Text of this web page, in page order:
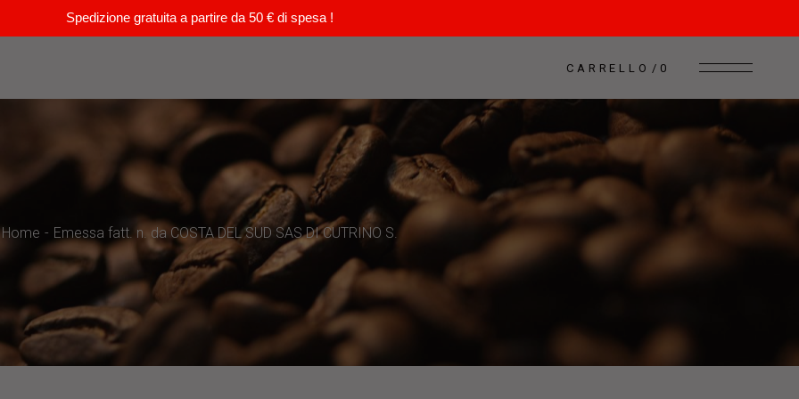
Spedizione gratuita a partire da 50 € di spesa !
CARRELLO 0
Home Emessa fatt. n. da COSTA DEL SUD SAS DI CUTRINO S.